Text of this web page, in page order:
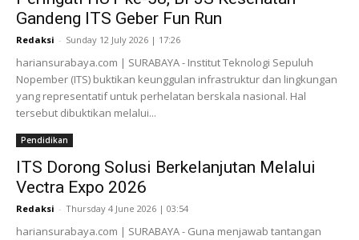
Gandeng ITS Geber Fun Run
Redaksi - Sunday 12 July 2026 | 17:26
hariansurabaya.com | SURABAYA - Institut Teknologi Sepuluh
Nopember (ITS) buktikan keunggulan infrastruktur dan lingkungan
yang representatif untuk perhelatan berskala nasional. Hal
tersebut dibuktikan melalui...
Pendidikan
ITS Dorong Solusi Berkelanjutan Melalui
Vectra Expo 2026
Redaksi - Thursday 4 June 2026 | 03:54
hariansurabaya.com | SURABAYA - Guna menjawab tantangan